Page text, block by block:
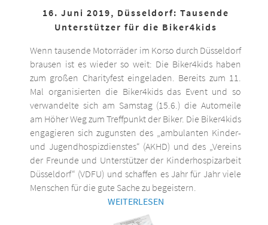
16. Juni 2019, Düsseldorf: Tausende
Unterstützer für die Biker4kids
Wenn tausende Motorräder im Korso durch Düsseldorf
brausen ist es wieder so weit: Die Biker4kids haben
zum großen Charityfest eingeladen. Bereits zum 11.
Mal organisierten die Biker4kids das Event und so
verwandelte sich am Samstag (15.6.) die Automeile
am Höher Weg zum Treffpunkt der Biker. Die Biker4kids
engagieren sich zugunsten des „ambulanten Kinder-
und Jugendhospizdienstes“ (AKHD) und des „Vereins
der Freunde und Unterstützer der Kinderhospizarbeit
Düsseldorf“ (VDFU) und schaffen es Jahr für Jahr viele
Menschen für die gute Sache zu begeistern.
WEITERLESEN